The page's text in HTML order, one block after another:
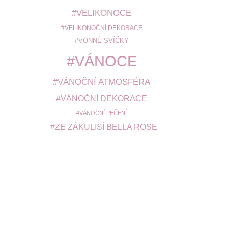
VELIKONOCE
VELIKONOČNÍ DEKORACE
VONNÉ SVÍČKY
VÁNOCE
VÁNOČNÍ ATMOSFÉRA
VÁNOČNÍ DEKORACE
VÁNOČNÍ PEČENÍ
ZE ZÁKULISÍ BELLA ROSE